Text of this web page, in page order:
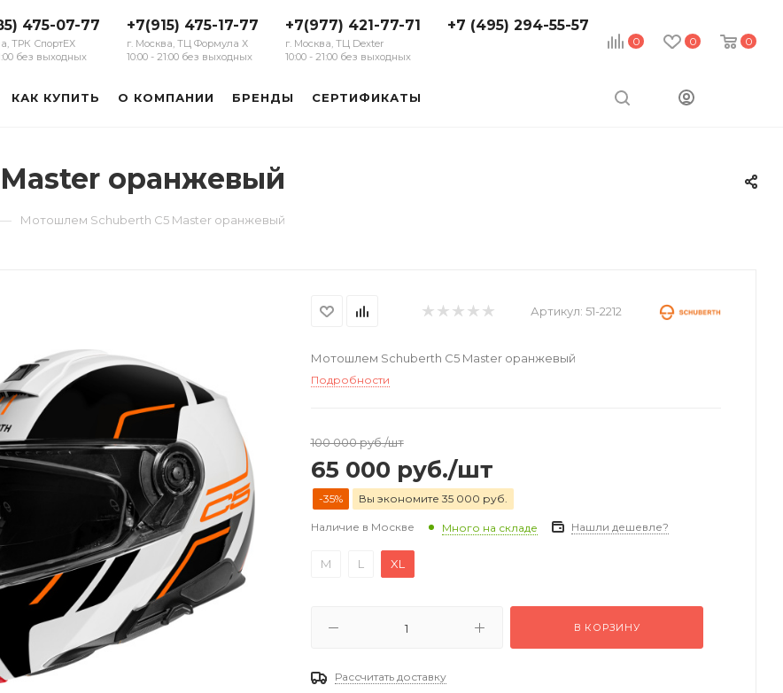
0 0 0
475-07-77
ТРК СпортЕХ
без выходных
+7(915) 475-17-77
г. Москва, ТЦ Формула Х
10:00 - 21:00 без выходных
+7(977) 421-77-71
г. Москва, ТЦ Dexter
10:00 - 21:00 без выходных
+7 (495) 294-55-57
КАК КУПИТЬ О КОМПАНИИ БРЕНДЫ СЕРТИФИКАТЫ
оранжевый
Мотошлем Schuberth C5 Master оранжевый
Артикул: 51-2212
Мотошлем Schuberth C5 Master оранжевый
Подробности
100 000руб./шт
65 000 руб./шт
-35% Вы экономите 35 000 руб.
Наличие в Москве Много на складе Нашли дешевле?
M L XL
В КОРЗИНУ
Рассчитать доставку